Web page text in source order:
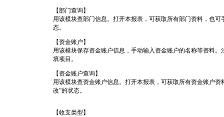
【部门查询】
用该模块查部门信息。打开本报表，可获取所有部门资料，也
态。
【资金账户】
用该模块保存资金账户信息，手动输入资金账户的名称等资料
填项目。
【资金账户查询】
用该模块查资金账户信息。打开本报表，可获取所有资金账户
改”的状态。
【收支类型】